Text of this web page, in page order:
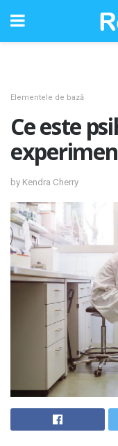
Elementele de bază
Ce este
by Kendra Cherry